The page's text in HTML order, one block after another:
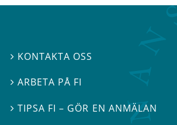
 KONTAKTA OSS
ARBETA PÅ FI
TIPSA FI – GÖR EN ANMÄLAN